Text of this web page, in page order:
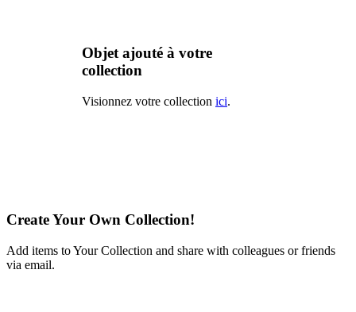
Objet ajouté à votre
collection
Visionnez votre collection ici.
Create Your Own Collection!
Add items to Your Collection and share with colleagues or friends
via email.